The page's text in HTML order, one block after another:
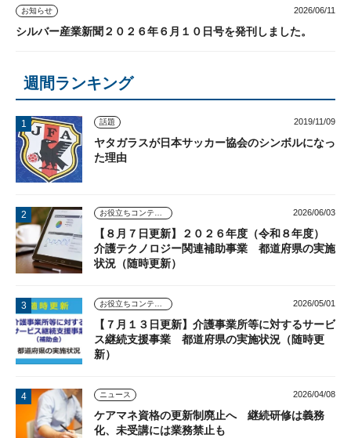
お知らせ 2026/06/11
シルバー産業新聞２０２６年６月１０日号を発刊しました。
週間ランキング
話題 2019/11/09
ヤタガラスが日本サッカー協会のシンボルになっ
た理由
お役立ちコンテンツ 2026/06/03
【８月７日更新】２０２６年度（令和８年度）
介護テクノロジー関連補助事業 都道府県の実施
状況（随時更新）
お役立ちコンテンツ 2026/05/01
【７月１３日更新】介護事業所等に対するサービ
ス継続支援事業 都道府県の実施状況（随時更
新）
ニュース 2026/04/08
ケアマネ資格の更新制廃止へ 継続研修は義務
化、未受講には業務禁止も